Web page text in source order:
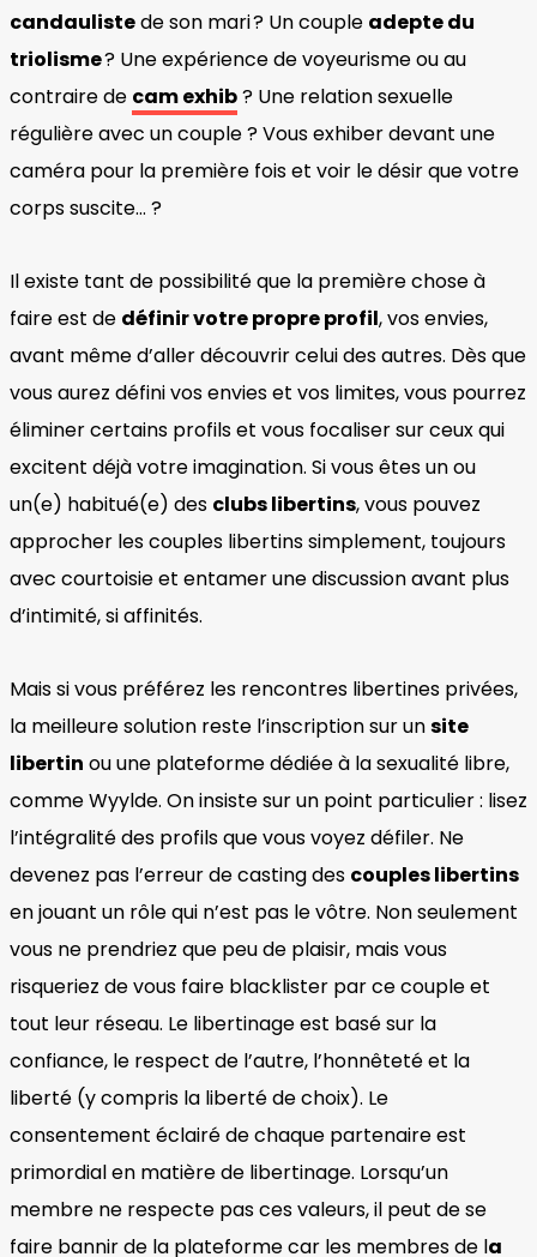
candaulistede son mari ? Un couple adepte du
triolisme? Une expérience de voyeurisme ou au
contraire de cam exhib? Une relation sexuelle
régulière avec un couple ? Vous exhiber devant une
caméra pour la première fois et voir le désir que votre
corps suscite… ?
Il existe tant de possibilité que la première chose à
faire est de définir votre propre profil, vos envies,
avant même d’aller découvrir celui des autres. Dès que
vous aurez défini vos envies et vos limites, vous pourrez
éliminer certains profils et vous focaliser sur ceux qui
excitent déjà votre imagination. Si vous êtes un ou
un(e) habitué(e) des clubs libertins, vous pouvez
approcher les couples libertins simplement, toujours
avec courtoisie et entamer une discussion avant plus
d’intimité, si affinités.
Mais si vous préférez les rencontres libertines privées,
la meilleure solution reste l’inscription sur unsite
libertin ou une plateforme dédiée à la sexualité libre,
comme Wyylde. On insiste sur un point particulier : lisez
l’intégralité des profils que vous voyez défiler. Ne
devenez pas l’erreur de casting des couples libertins
en jouant un rôle qui n’est pas le vôtre. Non seulement
vous ne prendriez que peu de plaisir, mais vous
risqueriez de vous faire blacklister par ce couple et
tout leur réseau. Le libertinage est basé sur la
confiance, le respect de l’autre, l’honnêteté et la
liberté (y compris la liberté de choix). Le
consentement éclairé de chaque partenaire est
primordial en matière de libertinage. Lorsqu’un
membre ne respecte pas ces valeurs, il peut de se
faire bannir de la plateforme car les membres de la